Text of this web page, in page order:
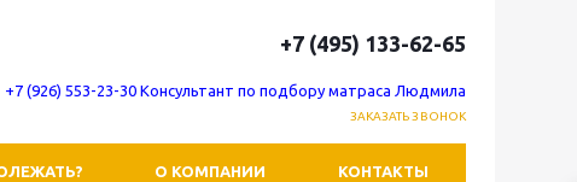
+7 (495) 133-62-65
+7 (926) 553-23-30 Консультант по подбору матраса Людмила
ЗАКАЗАТЬ ЗВОНОК
О КОМПАНИИ КОНТАКТЫ